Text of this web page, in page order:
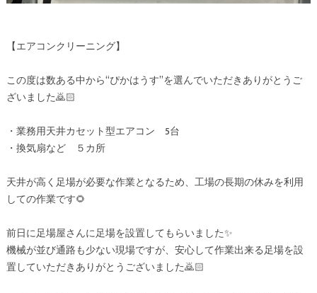
【エアコンクリーニング】
この度は数ある中から“ぴかはうす”を選んでいただきありがとうご
ざいました🙇🏻
・業務用天井カセット型エアコン 5台
・換気扇など ５カ所
天井が高く足場が必要な作業となるため、工場の長期の休みを利用
しての作業です🌻
前日に足場屋さんに足場を設置してもらいました✨
機械が並び通路も少ない現場ですが、安心して作業出来る足場を設
置していただきありがとうございました🙇🏻